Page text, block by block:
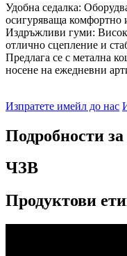
Удобна седалка:
осигуряваща комфортно
Издръжливи гуми:
отлично сцепление и
Предлага се с метална
носене на ежедневни
Изпратете имейл до нас
Подробности
ЧЗВ
Продуктови